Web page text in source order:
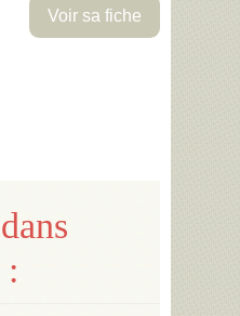
Voir sa fiche